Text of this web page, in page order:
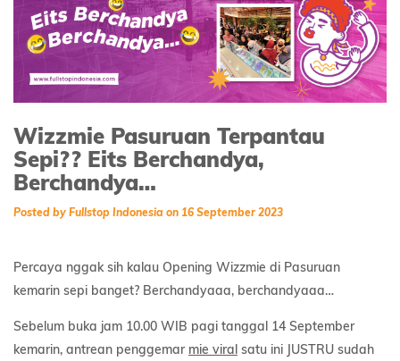
Wizzmie Pasuruan Terpantau
Sepi?? Eits Berchandya,
Berchandya…
Posted by Fullstop Indonesia on 16 September 2023
Percaya nggak sih kalau Opening Wizzmie di Pasuruan
kemarin sepi banget? Berchandyaaa, berchandyaaa…
Sebelum buka jam 10.00 WIB pagi tanggal 14 September
kemarin, antrean penggemar mie viral satu ini JUSTRU sudah